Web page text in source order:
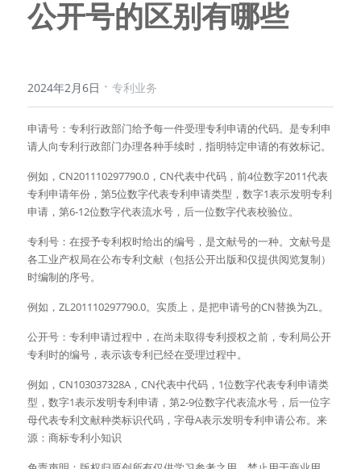
公开号的区别有哪些
2024年2月6日 · 专利业务
申请号：专利行政部门给予每一件受理专利申请的代码。是专利申
请人向专利行政部门办理各种手续时，指明特定申请的有效标记。
例如，CN201110297790.0，CN代表中代码，前4位数字2011代表
专利申请年份，第5位数字代表专利申请类型，数字1表示发明专利
申请，第6-12位数字代表流水号，后一位数字代表校验位。
专利号：在授予专利权时给出的编号，是文献号的一种。文献号是
各工业产权局在公布专利文献（包括公开出版和仅提供阅览复制）
时编制的序号。
例如，ZL201110297790.0。实质上，是把申请号的CN替换为ZL。
公开号：专利申请过程中，在尚未取得专利授权之前，专利局公开
专利时的编号，表示该专利已经在受理过程中。
例如，CN103037328A，CN代表中代码，1位数字代表专利申请类
型，数字1表示发明专利申请，第2-9位数字代表流水号，后一位字
母代表专利文献种类标识代码，字母A表示发明专利申请公布。来
源：商标专利小知识